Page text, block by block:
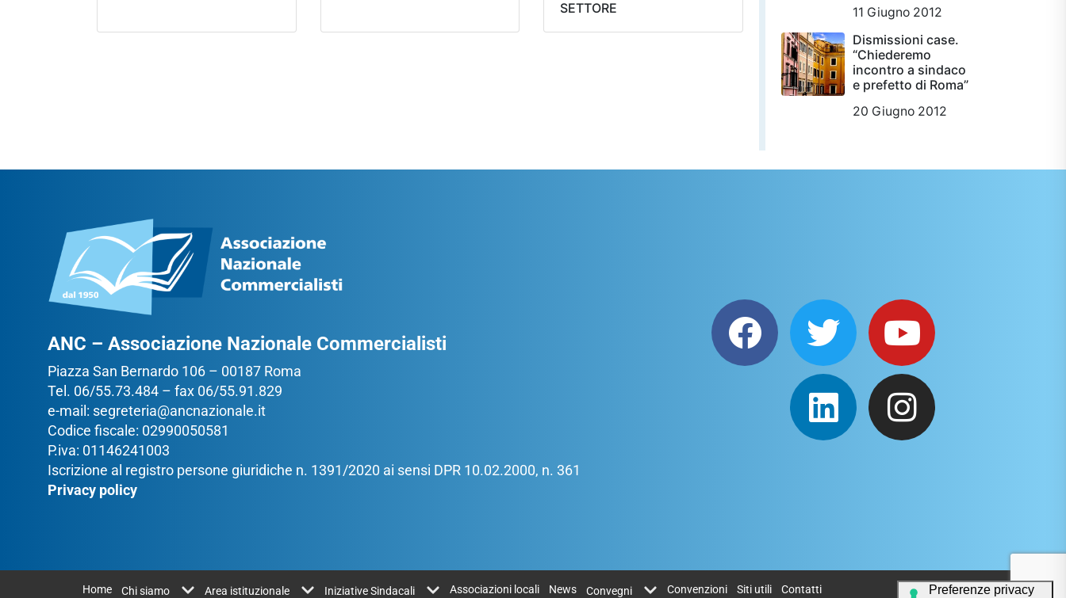
SETTORE
11 Giugno 2012
Dismissioni case.
“Chiederemo
incontro a sindaco
e prefetto di Roma”
20 Giugno 2012
ANC – Associazione Nazionale Commercialisti
Piazza San Bernardo 106 – 00187 Roma
Tel. 06/55.73.484 – fax 06/55.91.829
e-mail: segreteria@ancnazionale.it
Codice fiscale: 02990050581
P.iva: 01146241003
Iscrizione al registro persone giuridiche n. 1391/2020 ai sensi DPR 10.02.2000, n. 361
Privacy policy
Home Chi siamo Area istituzionale Iniziative Sindacali Associazioni locali News Convegni Convenzioni Siti utili Contatti